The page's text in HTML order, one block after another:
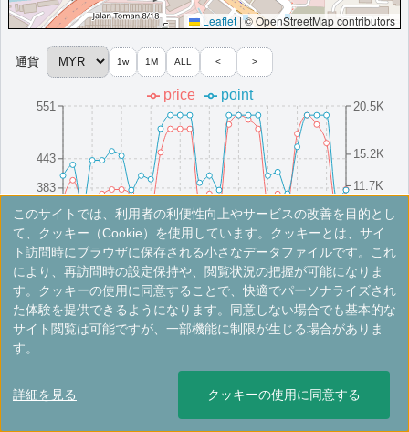
その他情報： 屋上プール,展望レストラン
1 - 1 件 / 全 1 件 ＞
Leaflet |© OpenStreetMap contributors
8/1(Fri)8/4(Mon)8/7(Thu)8/10(Sun)8/13(Wed)8/16(Sat)8/19(Tue)8/22(Fri)8/25(Mon)8/28(Thu)
323
383
443
551
8.2K
11.7K
15.2K
20.5K
price point
※手数料別。レートは目安ですので最新の情報は公式サイトでご確認ください。
通貨 1w 1M ALL < >
シェラトン・ペタリンジャヤホテル
豪華な客室、ホテル内レストラン、屋上プールを備えたペタリンジ
ャヤのモダンな5つ星ホテル。
マレーシア
開業:2017年
このサイトでは、利用者の利便性向上やサービスの改善を目的とし
て、クッキー（Cookie）を使用しています。クッキーとは、サイ
ト訪問時にブラウザに保存される小さなデータファイルです。これ
により、再訪問時の設定保持や、閲覧状況の把握が可能になりま
す。クッキーの使用に同意することで、快適でパーソナライズされ
た体験を提供できるようになります。同意しない場合でも基本的な
サイト閲覧は可能ですが、一部機能に制限が生じる場合がありま
す。
詳細を見る クッキーの使用に同意する